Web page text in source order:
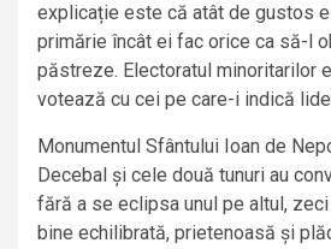
explicație este că atât de gustos
primărie încât ei fac orice ca să-l
păstreze. Electoratul minoritarilor
votează cu cei pe care-i indică
Monumentul Sfântului Ioan de
Decebal și cele două tunuri au
fără a se eclipsa unul pe altul,
bine echilibrată, prietenoasă și